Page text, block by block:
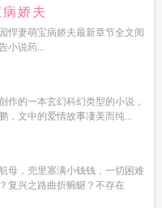
娇夫
悍妻萌宝病娇夫最新章节全文阅
小说药...
作的一本玄幻科幻类型的小说，
，文中的爱情故事凄美而纯...
母，兜里塞满小钱钱，一切困难
复兴之路曲折蜿蜒？不存在